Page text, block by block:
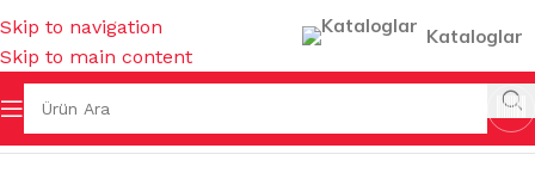
Skip to navigation
Skip to main content
Kataloglar
& KOVALAR & GERİ DÖNÜŞÜMLER ÇÖP KONTEYNERLERİ